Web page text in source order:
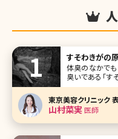
すそわきがの
体臭のなかでも
臭いである「す
症（えきしゅう
がと同じだと言
な症状なのか、原
師からのワン
東京美容クリニック
山村菜実医師